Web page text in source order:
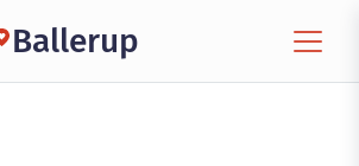
Ballerup